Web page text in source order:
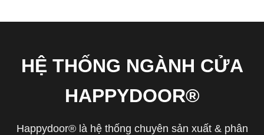
HỆ THỐNG NGÀNH CỬA
HAPPYDOOR®
Happydoor® là hệ thống chuyên sản xuất & phân